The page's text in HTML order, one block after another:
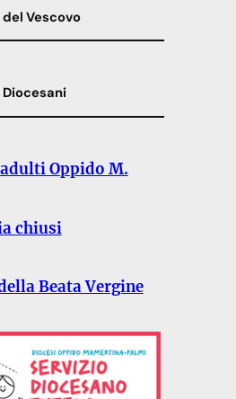
Vescovo
Oppido M.
chiusi
Beata Vergine